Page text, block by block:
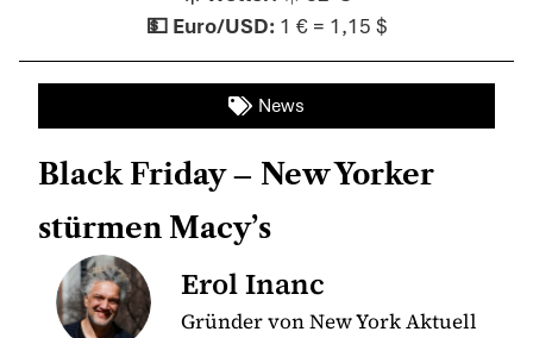
1 € = 1,15 $
News
Black Friday – New Yorker
stürmen Macy’s
Erol Inanc
Gründer von New York Aktuell